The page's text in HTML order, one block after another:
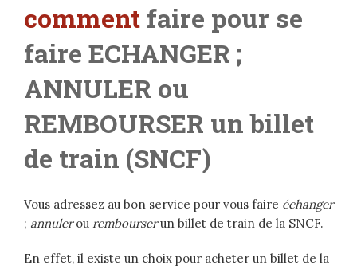
comment faire pour se
faire ECHANGER ;
ANNULER ou
REMBOURSER un billet
de train (SNCF)
Vous adressez au bon service pour vous faire échanger
; annulerou rembourserun billet de train de la SNCF.
En effet, il existe un choix pour acheter un billet de la